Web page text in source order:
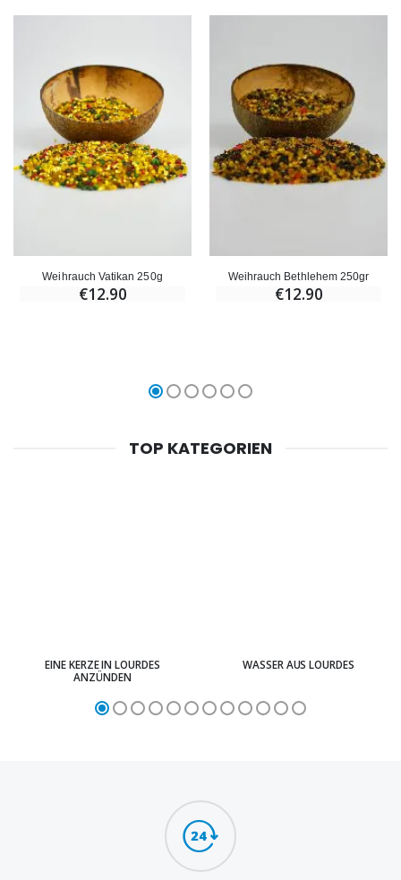
Weihrauch Vatikan 250g
€12.90
Weihrauch Bethlehem 250gr
€12.90
TOP KATEGORIEN
EINE KERZE IN LOURDES
ANZÜNDEN
WASSER AUS LOURDES